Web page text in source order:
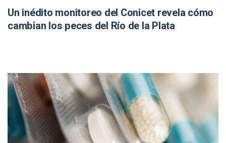
Un inédito monitoreo del Conicet revela cómo
cambian los peces del Río de la Plata